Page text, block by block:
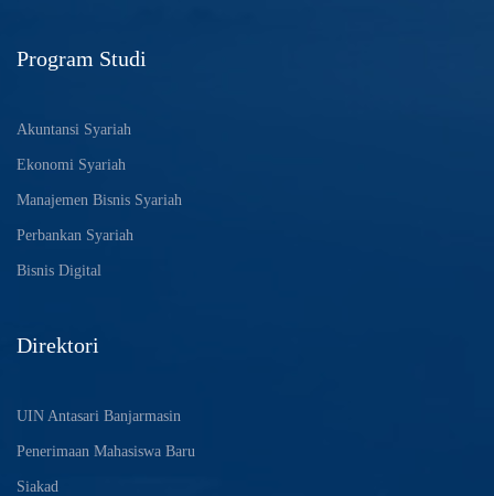
Program Studi
Akuntansi Syariah
Ekonomi Syariah
Manajemen Bisnis Syariah
Perbankan Syariah
Bisnis Digital
Direktori
UIN Antasari Banjarmasin
Penerimaan Mahasiswa Baru
Siakad